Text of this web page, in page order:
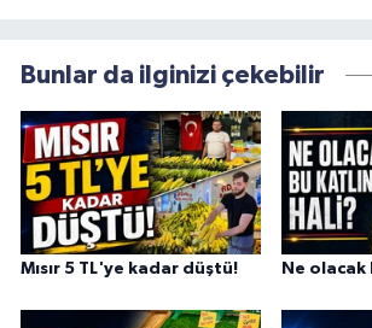
Bunlar da ilginizi çekebilir
Mısır 5 TL'ye kadar düştü! Ne olacak